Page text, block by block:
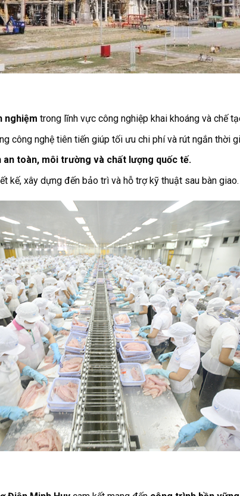
nghiệm trong lĩnh vực công nghiệp khai khoáng và chế
công nghệ tiên tiến giúp tối ưu chi phí và rút ngắn thời
toàn, môi trường và chất lượng quốc tế.
kế, xây dựng đến bảo trì và hỗ trợ kỹ thuật sau bàn giao.